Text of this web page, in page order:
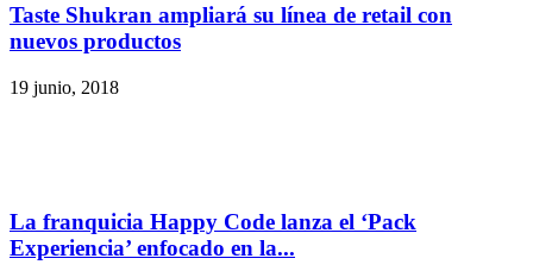
Taste Shukran ampliará su línea de retail con
nuevos productos
19 junio, 2018
La franquicia Happy Code lanza el ‘Pack
Experiencia’ enfocado en la...